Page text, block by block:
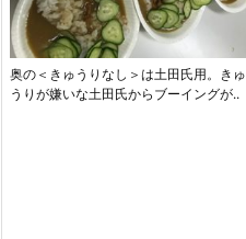
奥の＜きゅうりなし＞は土田氏用。きゅ
うりが嫌いな土田氏からブーイングが..